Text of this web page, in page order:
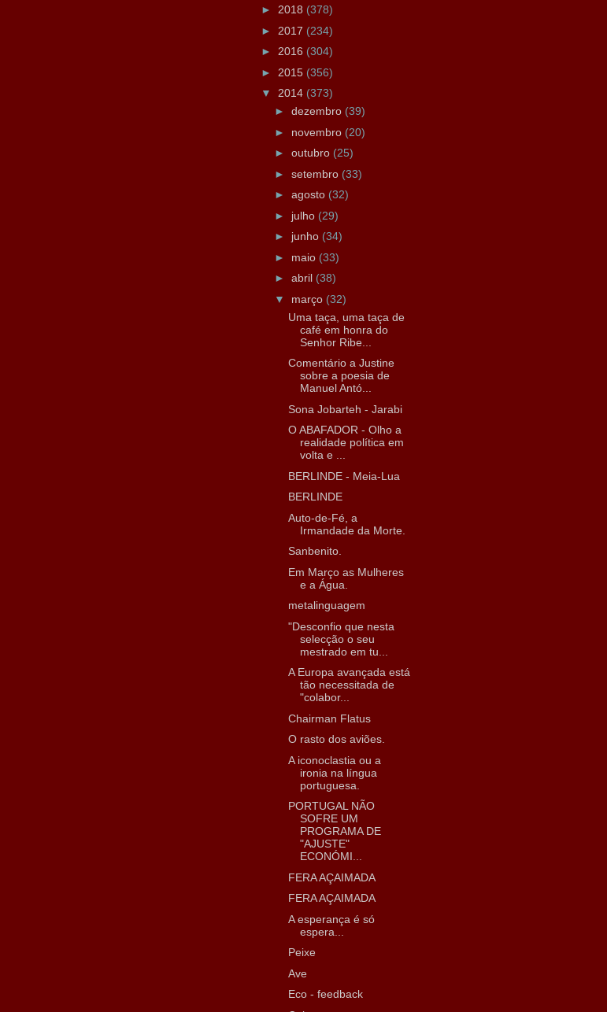
► 2018 (378)
► 2017 (234)
► 2016 (304)
► 2015 (356)
▼ 2014 (373)
► dezembro (39)
► novembro (20)
► outubro (25)
► setembro (33)
► agosto (32)
► julho (29)
► junho (34)
► maio (33)
► abril (38)
▼ março (32)
Uma taça, uma taça de
café em honra do
Senhor Ribe...
Comentário a Justine
sobre a poesia de
Manuel Antó...
Sona Jobarteh - Jarabi
O ABAFADOR - Olho a
realidade política em
volta e ...
BERLINDE - Meia-Lua
BERLINDE
Auto-de-Fé, a
Irmandade da Morte.
Sanbenito.
Em Março as Mulheres
e a Água.
metalinguagem
"Desconfio que nesta
selecção o seu
mestrado em tu...
A Europa avançada está
tão necessitada de
"colabor...
Chairman Flatus
O rasto dos aviões.
A iconoclastia ou a
ironia na língua
portuguesa.
PORTUGAL NÃO
SOFRE UM
PROGRAMA DE
"AJUSTE"
ECONÓMI...
FERA AÇAIMADA
FERA AÇAIMADA
A esperança é só
espera...
Peixe
Ave
Eco - feedback